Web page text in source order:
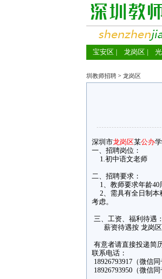
宝安区 龙岗区
圳教师招聘 > 龙岗区
深圳市龙岗区某公办
一、招聘岗位：
1.初中语文老师
二、招聘要求：
1、教师要求年龄40
2、需具有全日制本
考虑。
三、工资、福利待遇：
薪资待遇按 龙岗区
有意者请直接投递简
联系电话：
18926793917（微信
18926793950（微信